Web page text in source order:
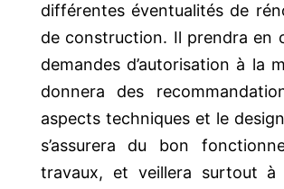
différentes éventualités de
de construction. Il prendra en
demandes d’autorisation à la
donnera des
aspects techniques et le
s’assurera du bon
travaux, et veillera surtout